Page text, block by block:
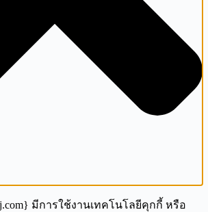
มีการใช้งานเทคโนโลยีคุกกี้ หรือ